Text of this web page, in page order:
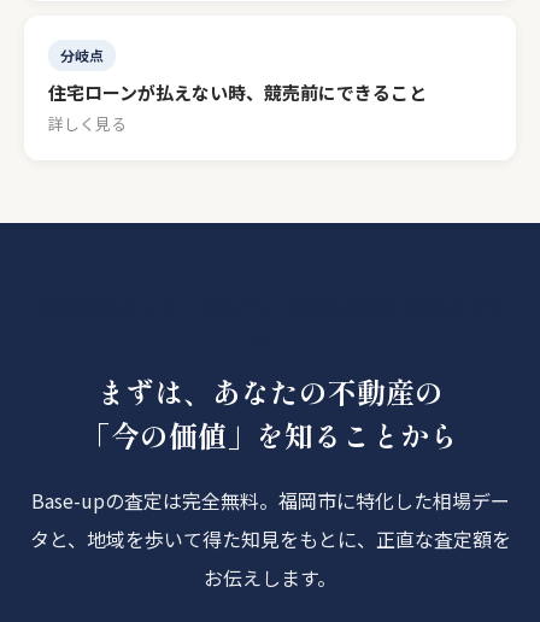
分岐点
住宅ローンが払えない時、競売前にできること
詳しく見る
まずは、あなたの不動産の
「今の価値」を知ることから
Base-upの査定は完全無料。福岡市に特化した相場デー
タと、地域を歩いて得た知見をもとに、正直な査定額を
お伝えします。